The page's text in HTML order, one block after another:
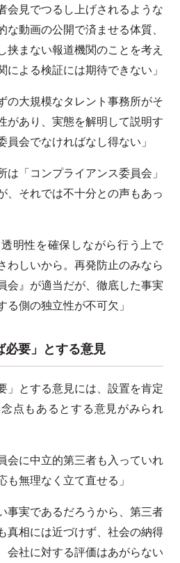
会見でつるし上げされるような
動画の公開で済ませる体質、
挟まない報道機関のことを考え
による検証には期待できない」
の大規模なタレント事務所がそ
があり、実態を解明して説明す
員会でなければなし得ない」
「コンプライアンス委員会」
、それでは不十分との声もあっ
明性を確保しながら行う上で
わしいから。再発防止のみなら
会』が適当だが、徹底した事実
側の独立性が不可欠」
必要」とする意見
」とする意見には、設置を肯定
点もあるとする意見がみられ
会に中立的第三者も入っていれ
無理なく立て直せる」
事実であるだろうから、第三者
真相には近づけず、社会の納得
会社に対する評価はあがらない